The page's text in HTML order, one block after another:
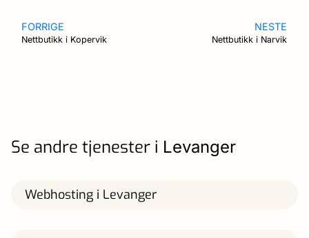
FORRIGE
Nettbutikk i Kopervik
NESTE
Nettbutikk i Narvik
Se andre tjenester i Levanger
Webhosting i Levanger